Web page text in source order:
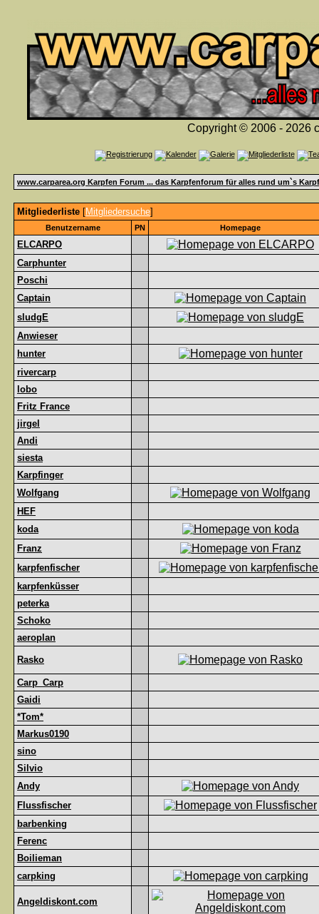
Copyright © 2006 - 2026
www.carparea.org Karpfen Forum ... das Karpfenforum für alles rund um`s
Mitgliederliste [Mitgliedersuche]
Benutzername PN Homepage
ELCARPO
Carphunter
Poschi
Captain
sludgE
Anwieser
hunter
rivercarp
lobo
Fritz France
jirgel
Andi
siesta
Karpfinger
Wolfgang
HEF
koda
Franz
karpfenfischer
karpfenküsser
peterka
Schoko
aeroplan
Rasko
Carp_Carp
Gaidi
*Tom*
Markus0190
sino
Silvio
Andy
Flussfischer
barbenking
Ferenc
Boilieman
carpking
Angeldiskont.com